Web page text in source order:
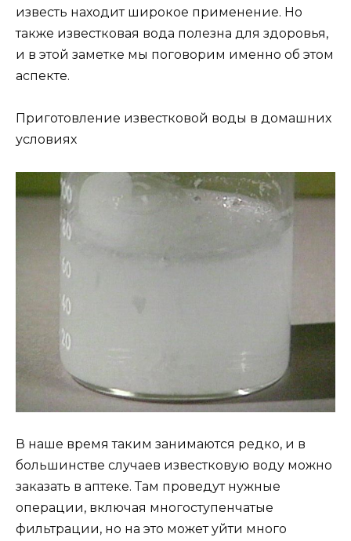
известь находит широкое применение. Но
также известковая вода полезна для здоровья,
и в этой заметке мы поговорим именно об этом
аспекте.
Приготовление известковой воды в домашних
условиях
В наше время таким занимаются редко, и в
большинстве случаев известковую воду можно
заказать в аптеке. Там проведут нужные
операции, включая многоступенчатые
фильтрации, но на это может уйти много